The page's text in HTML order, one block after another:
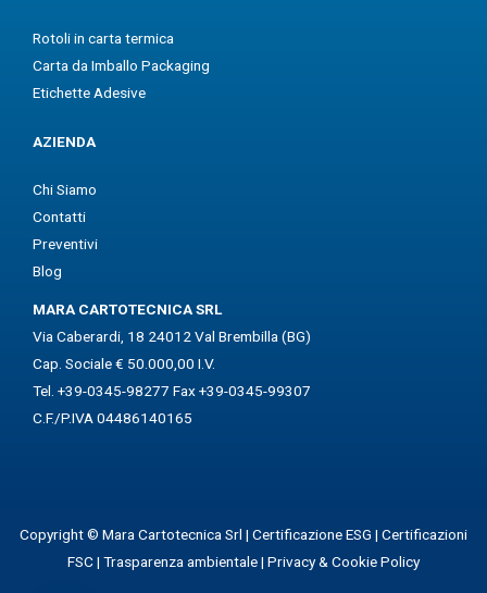
n
Rotoli in carta termica
Carta da Imballo Packaging
Etichette Adesive
AZIENDA
Chi Siamo
Contatti
Preventivi
Blog
MARA CARTOTECNICA SRL
Via Caberardi, 18 24012 Val Brembilla (BG)
Cap. Sociale € 50.000,00 I.V.
Tel. +39-0345-98277 Fax +39-0345-99307
C.F./P.IVA 04486140165
Copyright © Mara Cartotecnica Srl | Certificazione ESG | Certificazioni
FSC| Trasparenza ambientale| Privacy & Cookie Policy